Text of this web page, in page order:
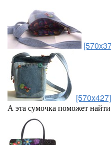
[570x427]
А эта сумочка поможет